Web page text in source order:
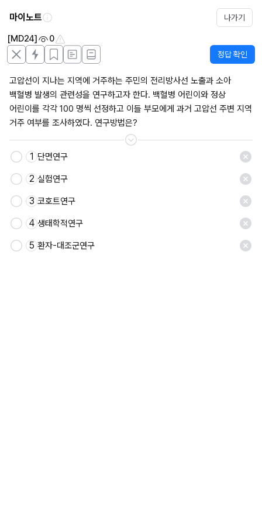
마이노트 나가기
[MD24] 0
정답 확인
고압선이 지나는 지역에 거주하는 주민의 전리방사선 노출과 소아
백혈병 발생의 관련성을 연구하고자 한다. 백혈병 어린이와 정상
어린이를 각각 100 명씩 선정하고 이들 부모에게 과거 고압선 주변 지역
거주 여부를 조사하였다. 연구방법은?
1 단면연구
2 실험연구
3 코호트연구
4 생태학적연구
5 환자-대조군연구